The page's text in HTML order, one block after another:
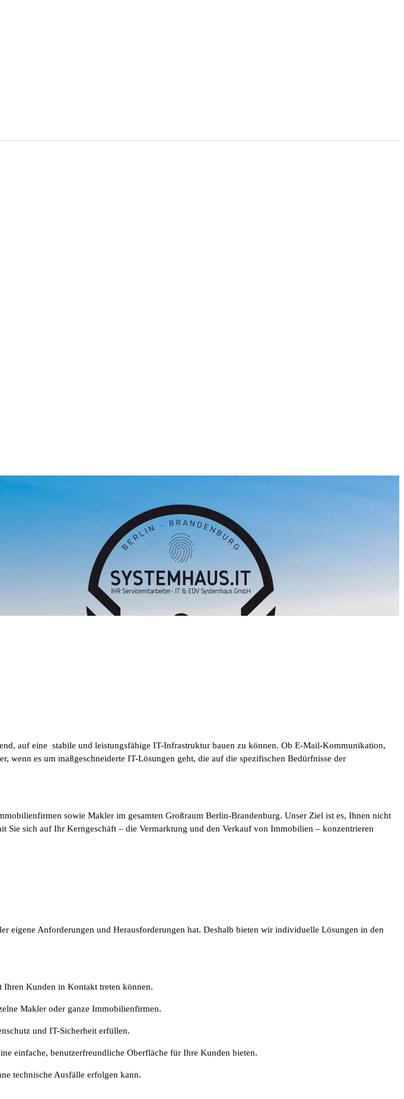
auf eine stabile und leistungsfähige IT-Infrastruktur bauen zu können. Ob E-Mail-Kommunikation,
wenn es um maßgeschneiderte IT-Lösungen geht, die auf die spezifischen Bedürfnisse der
sowie Makler im gesamten Großraum Berlin-Brandenburg. Unser Ziel ist es, Ihnen nicht
Sie sich auf Ihr Kerngeschäft – die Vermarktung und den Verkauf von Immobilien – konzentrieren
eigene Anforderungen und Herausforderungen hat. Deshalb bieten wir individuelle Lösungen in den
Ihren Kunden in Kontakt treten können.
Makler oder ganze Immobilienfirmen.
und IT-Sicherheit erfüllen.
einfache, benutzerfreundliche Oberfläche für Ihre Kunden bieten.
technische Ausfälle erfolgen kann.